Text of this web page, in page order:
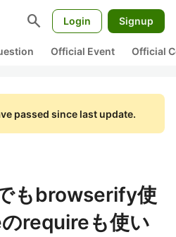
search Login Signup
Official Event Official
passed since last update.
もbrowserify使
requireも使い